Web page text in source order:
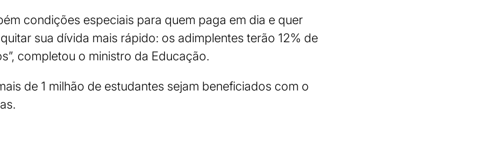
condições especiais para quem paga em dia e quer
sua dívida mais rápido: os adimplentes terão 12% de
completou o ministro da Educação.
de 1 milhão de estudantes sejam beneficiados com o